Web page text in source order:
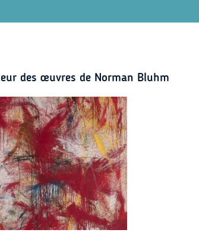
des œuvres de Norman Bluhm